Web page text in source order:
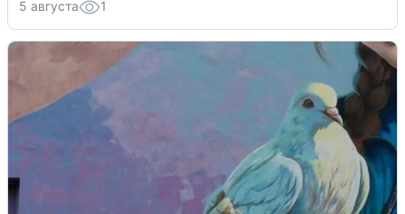
5 августа 1